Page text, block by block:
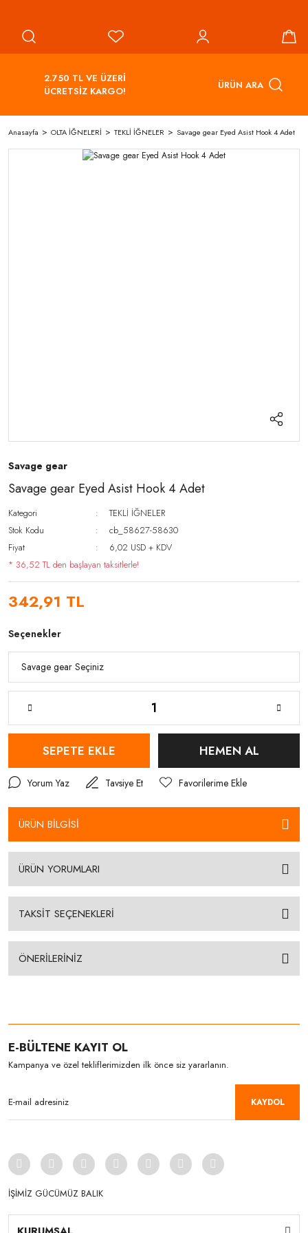
2.750 TL VE ÜZERİ
ÜCRETSİZ KARGO!
ÜRÜN ARA
Anasayfa OLTA İĞNELERİ TEKLİ İĞNELER Savage gear Eyed Asist Hook 4 Adet
Savage gear
Savage gear Eyed Asist Hook 4 Adet
Kategori
TEKLİ İĞNELER
Stok Kodu
cb_58627-58630
Fiyat
6,02 USD + KDV
* 36,52 TL den başlayan taksitlerle!
342,91 TL
Seçenekler
SEPETE EKLE HEMEN AL
Yorum Yaz Tavsiye Et
ÜRÜN BİLGİSİ
ÜRÜN YORUMLARI
TAKSİT SEÇENEKLERİ
ÖNERİLERİNİZ
E-BÜLTENE KAYIT OL
Kampanya ve özel tekliflerimizden ilk önce siz yararlanın.
KAYDOL
İŞİMİZ GÜCÜMÜZ BALIK